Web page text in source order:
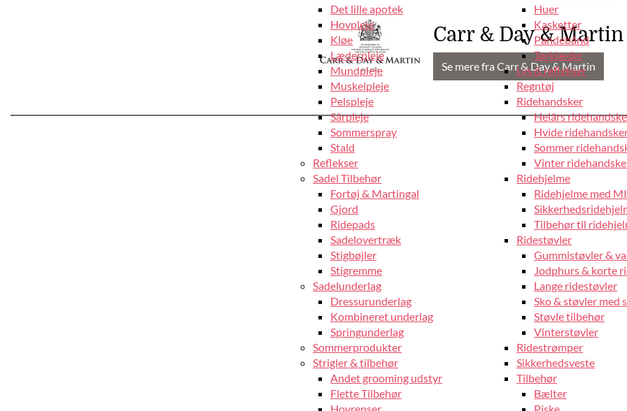
Det lille apotek
Hovpleje
Kløe
Læderpleje
Mundpleje
Muskelpleje
Pelspleje
Sårpleje
Sommerspray
Stald
Reflekser
Sadel Tilbehør
Fortøj & Martingal
Gjord
Ridepads
Sadelovertræk
Stigbøjler
Stigremme
Sadelunderlag
Dressurunderlag
Kombineret underlag
Springunderlag
Sommerprodukter
Strigler & tilbehør
Andet grooming udstyr
Flette Tilbehør
Huer
Kasketter
Pandebånd
Tørklæder
Lys & reflekser
Regntøj
Ridehandsker
Helårs
Hvide
Sommer
Vinter
Ridehjelme
Ridehjelme med
Tilbehør til
Ridestøvler
Gummistøvler &
Jodphurs & korte
Lange ridestøvler
Sko & støvler med
Støvle tilbehør
Vinterstøvler
Ridestrømper
Sikkerhedsveste
Tilbehør
Bælter
Carr & Day & Martin
Se mere fra Carr & Day & Martin